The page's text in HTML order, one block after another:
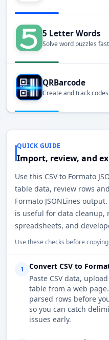
5 Letter Words
Solve word puzzles
QRBarcode
Create and track codes
QUICK GUIDE
Import, review, and
Use this CSV to Formato
table data, review rows
Formato JSONLines
is useful for data cleanup,
spreadsheets, and
Use these checks before
1
Convert CSV to
Paste CSV data,
table from a web
parsed rows before
so you can catch
issues early.